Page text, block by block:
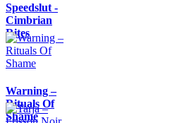
Speedslut -
Cimbrian
Rites
Warning –
Rituals Of
Shame